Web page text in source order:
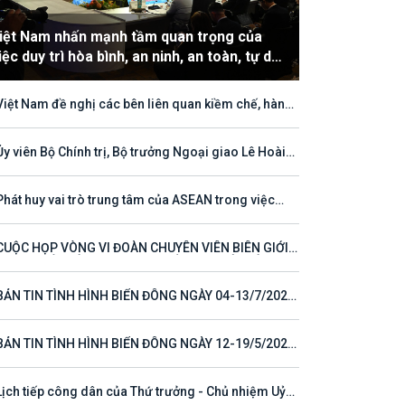
Nam nhấn mạnh tầm quan trọng của
duy trì hòa bình, an ninh, an toàn, tự do
hải và hàng không
Nam đề nghị các bên liên quan kiềm chế, hành
và quyền tài phán đối với vùng đặc quyền kinh tế
lục địa của quốc gia ven biển
viên Bộ Chính trị, Bộ trưởng Ngoại giao Lê Hoài
33
huy vai trò trung tâm của ASEAN trong việc
HỌP VÒNG VI ĐOÀN CHUYÊN VIÊN BIÊN GIỚI
TÁC VÀ PHÁT TRIỂN
TIN TÌNH HÌNH BIỂN ĐÔNG NGÀY 04-13/7/2026
TIN TÌNH HÌNH BIỂN ĐÔNG NGÀY 12-19/5/2026
tiếp công dân của Thứ trưởng - Chủ nhiệm Uỷ